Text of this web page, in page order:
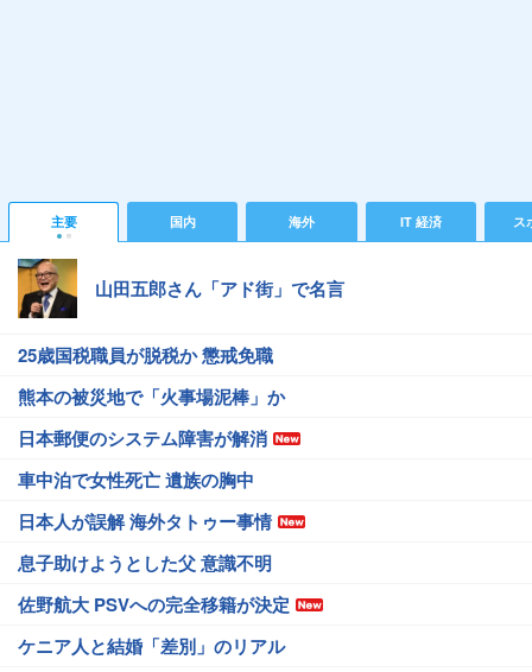
主要 国内 海外 IT 経済 ス
山田五郎さん「アド街」で名言
25歳国税職員が脱税か 懲戒免職
熊本の被災地で「火事場泥棒」か
日本郵便のシステム障害が解消
車中泊で女性死亡 遺族の胸中
日本人が誤解 海外タトゥー事情
息子助けようとした父 意識不明
佐野航大 PSVへの完全移籍が決定
ケニア人と結婚「差別」のリアル